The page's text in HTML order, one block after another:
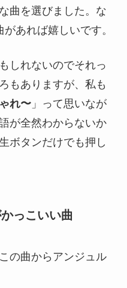
曲を選びました。な
があれば嬉しいです。
しれないのでそれっ
もありますが、私も
れ〜」って思いなが
が全然わからないか
ボタンだけでも押し
っこいい曲
の曲からアンジュル